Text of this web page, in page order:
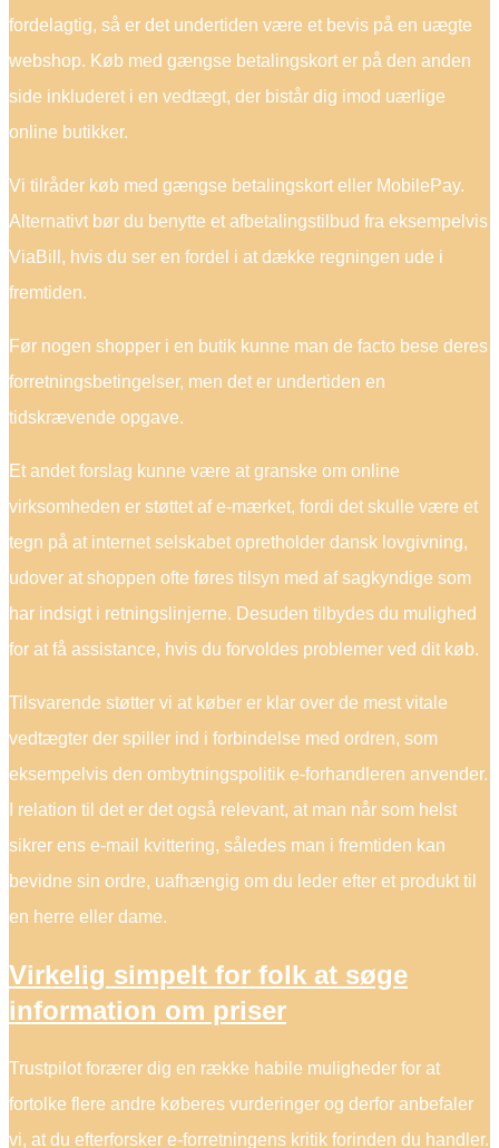
fordelagtig, så er det undertiden være et bevis på en uægte
webshop. Køb med gængse betalingskort er på den anden
side inkluderet i en vedtægt, der bistår dig imod uærlige
online butikker.
Vi tilråder køb med gængse betalingskort eller MobilePay.
Alternativt bør du benytte et afbetalingstilbud fra eksempelvis
ViaBill, hvis du ser en fordel i at dække regningen ude i
fremtiden.
Før nogen shopper i en butik kunne man de facto bese deres
forretningsbetingelser, men det er undertiden en
tidskrævende opgave.
Et andet forslag kunne være at granske om online
virksomheden er støttet af e-mærket, fordi det skulle være et
tegn på at internet selskabet opretholder dansk lovgivning,
udover at shoppen ofte føres tilsyn med af sagkyndige som
har indsigt i retningslinjerne. Desuden tilbydes du mulighed
for at få assistance, hvis du forvoldes problemer ved dit køb.
Tilsvarende støtter vi at køber er klar over de mest vitale
vedtægter der spiller ind i forbindelse med ordren, som
eksempelvis den ombytningspolitik e-forhandleren anvender.
I relation til det er det også relevant, at man når som helst
sikrer ens e-mail kvittering, således man i fremtiden kan
bevidne sin ordre, uafhængig om du leder efter et produkt til
en herre eller dame.
Virkelig simpelt for folk at søge
information om priser
Trustpilot forærer dig en række habile muligheder for at
fortolke flere andre køberes vurderinger og derfor anbefaler
vi, at du efterforsker e-forretningens kritik forinden du handler.